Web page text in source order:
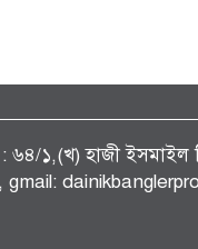
: ৬৪/১,(খ) হাজী